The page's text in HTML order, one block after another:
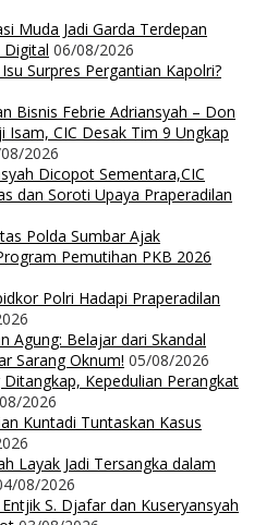
Muda Jadi Garda Terdepan
Digital 06/08/2026
Surpres Pergantian Kapolri?
Bisnis Febrie Adriansyah – Don
Isam, CIC Desak Tim 9 Ungkap
2026
Dicopot Sementara,CIC
dan Soroti Upaya Praperadilan
Polda Sumbar Ajak
Pemutihan PKB 2026
Polri Hadapi Praperadilan
Agung: Belajar dari Skandal
Sarang Oknum! 05/08/2026
Kepedulian Perangkat
2026
Kuntadi Tuntaskan Kasus
Layak Jadi Tersangka dalam
08/2026
S. Djafar dan Kuseryansyah